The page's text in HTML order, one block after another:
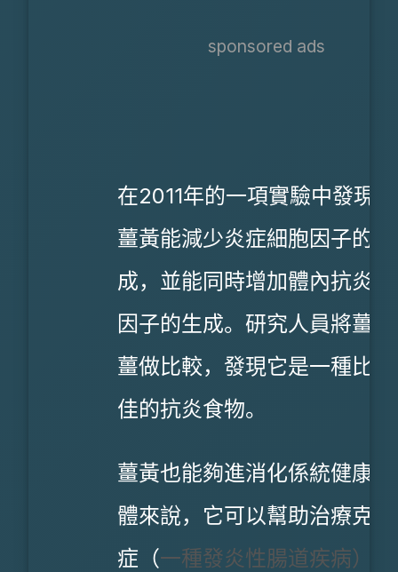
sponsored ads
在2011年的一項實驗中發現，
薑黃能減少炎症細胞因子的生
成，並能同時增加體內抗炎
因子的生成。研究人員將薑
薑做比較，發現它是一種比
佳的抗炎食物。
薑黃也能夠進消化係統健康
體來說，它可以幫助治療克
症（一種發炎性腸道疾病）、